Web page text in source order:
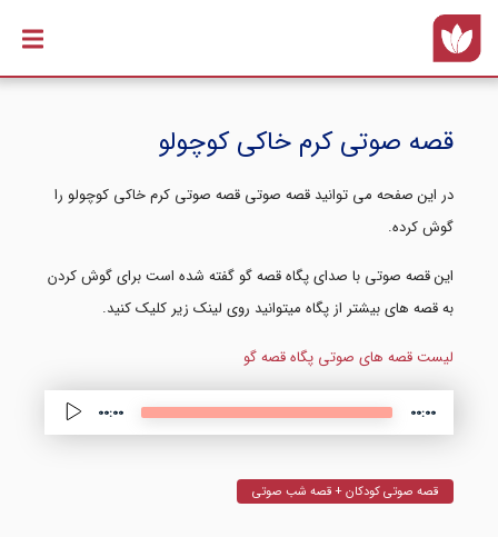
قصه صوتی کرم خاکی کوچولو
در این صفحه می توانید قصه صوتی قصه صوتی کرم خاکی کوچولو را
گوش کرده.
این قصه صوتی با صدای پگاه قصه گو گفته شده است برای گوش کردن
به قصه های بیشتر از پگاه میتوانید روی لینک زیر کلیک کنید.
لیست قصه های صوتی پگاه قصه گو
00:00 00:00
قصه صوتی کودکان + قصه شب صوتی